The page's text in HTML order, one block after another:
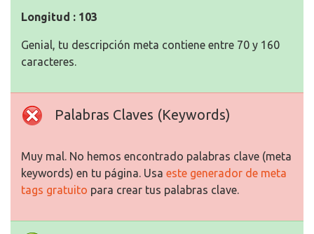
Longitud : 103
Genial, tu descripción meta contiene entre 70 y 160
caracteres.
Palabras Claves (Keywords)
Muy mal. No hemos encontrado palabras clave (meta
keywords) en tu página. Usa este generador de meta
tags gratuito para crear tus palabras clave.